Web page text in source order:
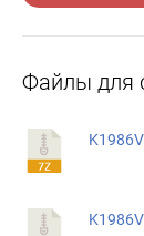
Файлы для